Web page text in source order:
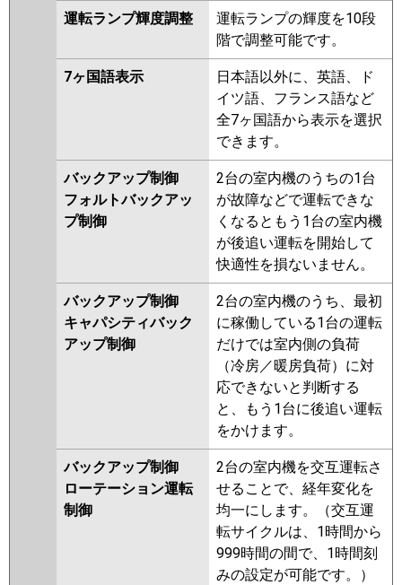
運転ランプ輝度調整
運転ランプの輝度を10段
階で調整可能です。
7ヶ国語表示
日本語以外に、英語、ド
イツ語、フランス語など
全7ヶ国語から表示を選択
できます。
バックアップ制御
フォルトバックアッ
プ制御
2台の室内機のうちの1台
が故障などで運転できな
くなるともう1台の室内機
が後追い運転を開始して
快適性を損ないません。
バックアップ制御
キャパシティバック
アップ制御
2台の室内機のうち、最初
に稼働している1台の運転
だけでは室内側の負荷
（冷房／暖房負荷）に対
応できないと判断する
と、もう1台に後追い運転
をかけます。
バックアップ制御
ローテーション運転
制御
2台の室内機を交互運転さ
せることで、経年変化を
均一にします。（交互運
転サイクルは、1時間から
999時間の間で、1時間刻
みの設定が可能です。）